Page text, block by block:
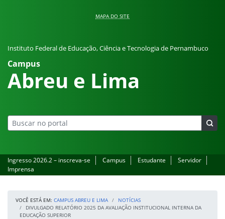
MAPA DO SITE
Instituto Federal de Educação, Ciência e Tecnologia de Pernambuco
Campus
Abreu e Lima
Ingresso 2026.2 – inscreva-se Campus Estudante
Servidor
Imprensa
VOCÊ ESTÁ EM: CAMPUS ABREU E LIMA
NOTÍCIAS
DIVULGADO RELATÓRIO 2025 DA AVALIAÇÃO INSTITUCIONAL INTERNA DA
EDUCAÇÃO SUPERIOR